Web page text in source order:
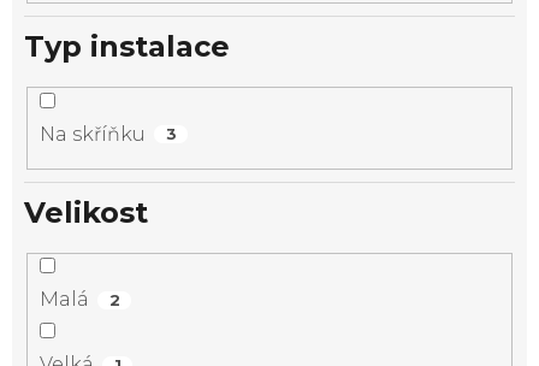
Typ instalace
Na skříňku 3
Velikost
Malá 2